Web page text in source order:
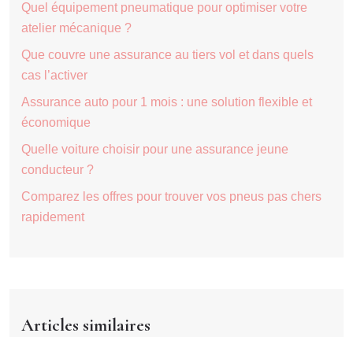
Quel équipement pneumatique pour optimiser votre
atelier mécanique ?
Que couvre une assurance au tiers vol et dans quels
cas l’activer
Assurance auto pour 1 mois : une solution flexible et
économique
Quelle voiture choisir pour une assurance jeune
conducteur ?
Comparez les offres pour trouver vos pneus pas chers
rapidement
Articles similaires